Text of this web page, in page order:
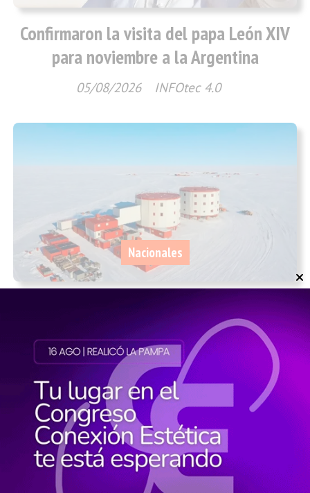
Confirmaron la visita del papa León XIV
para noviembre a la Argentina
INFOtec 4.0
05/08/2026
La Antártida marcó el día más frío del
planeta: la base Concordia registró
-84,1°C
InfoTec 4.0
Nacionales
04/08/2026